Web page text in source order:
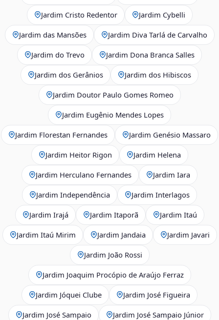
Jardim Cristo Redentor Jardim Cybelli
Jardim das Mansões Jardim Diva Tarlá de Carvalho
Jardim do Trevo Jardim Dona Branca Salles
Jardim dos Gerânios Jardim dos Hibiscos
Jardim Doutor Paulo Gomes Romeo
Jardim Eugênio Mendes Lopes
Jardim Florestan Fernandes Jardim Genésio Massaro
Jardim Heitor Rigon Jardim Helena
Jardim Herculano Fernandes Jardim Iara
Jardim Independência Jardim Interlagos
Jardim Irajá Jardim Itaporã Jardim Itaú
Jardim Itaú Mirim Jardim Jandaia Jardim Javari
Jardim João Rossi
Jardim Joaquim Procópio de Araújo Ferraz
Jardim Jóquei Clube Jardim José Figueira
Jardim José Sampaio Jardim José Sampaio Júnior